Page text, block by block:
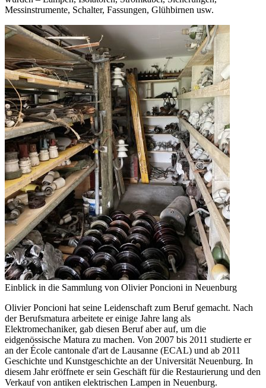
Messinstrumente, Schalter, Fassungen, Glühbirnen usw.
Einblick in die Sammlung von Olivier Poncioni in Neuenburg
Olivier Poncioni hat seine Leidenschaft zum Beruf gemacht. Nach
der Berufsmatura arbeitete er einige Jahre lang als
Elektromechaniker, gab diesen Beruf aber auf, um die
eidgenössische Matura zu machen. Von 2007 bis 2011 studierte er
an der École cantonale d'art de Lausanne (ECAL) und ab 2011
Geschichte und Kunstgeschichte an der Universität Neuenburg. In
diesem Jahr eröffnete er sein Geschäft für die Restaurierung und den
Verkauf von antiken elektrischen Lampen in Neuenburg.